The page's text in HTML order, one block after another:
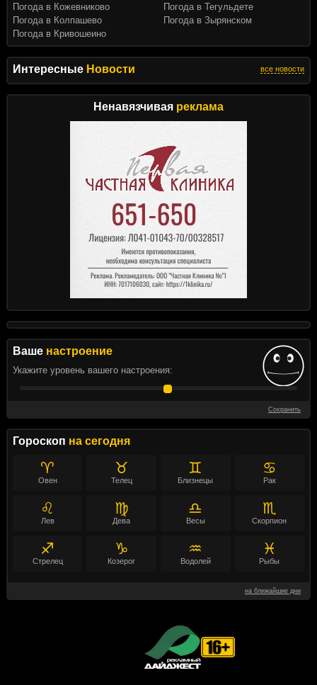
Интересные Новости все новости
Ненавязчивая реклама
Ваше настроение
Укажите уровень вашего настроения:
Сохранить
Гороскоп на сегодня
♈
Овен
♉
Телец
♊
Близнецы
♋
Рак
♌
Лев
♍
Дева
♎
Весы
♏
Скорпион
♐
Стрелец
♑
Козерог
♒
Водолей
♓
Рыбы
на ближайшие дни
Погода в Кожевниково
Погода в Колпашево
Погода в Кривошеино
Погода в Тегульдете
Погода в Зырянском